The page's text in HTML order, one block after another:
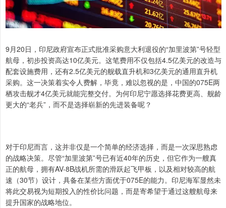
9月20日，印尼政府宣布正式批准采购意大利退役的“加里波第”号轻型
航母，初步投资高达10亿美元。这笔费用不仅包括4.5亿美元的改造与
配套设施费用，还有2.5亿美元的舰载直升机和3亿美元的通用直升机
采购。这一决策着实令人费解，毕竟，难以忽视的是，中国的075E两
栖攻击舰才4亿美元就能完整交付。为何印尼宁愿选择花费更高、舰龄
更大的“老兵”，而不是选择崭新的先进装备呢？
对于印尼而言，这并非仅是一个简单的经济选择，而是一次深思熟虑
的战略决策。尽管“加里波第”号已有近40年的历史，但它作为一艘真
正的航母，拥有AV-8B战机所需的滑跃起飞甲板，以及相对较高的航
速（30节）设计，具备在某些方面优于075E的能力。印尼海军显然未
将此交易视为短期投入的性价比问题，而是寄希望于通过这艘航母来
提升国家的战略地位。